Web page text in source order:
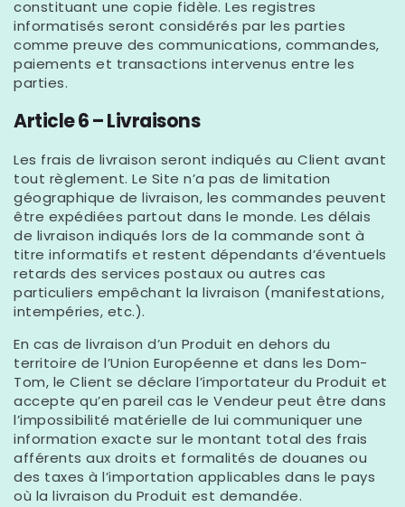
constituant une copie fidèle. Les registres
informatisés seront considérés par les parties
comme preuve des communications, commandes,
paiements et transactions intervenus entre les
parties.
Article 6 – Livraisons
Les frais de livraison seront indiqués au Client avant
tout règlement. Le Site n’a pas de limitation
géographique de livraison, les commandes peuvent
être expédiées partout dans le monde. Les délais
de livraison indiqués lors de la commande sont à
titre informatifs et restent dépendants d’éventuels
retards des services postaux ou autres cas
particuliers empêchant la livraison (manifestations,
intempéries, etc.).
En cas de livraison d’un Produit en dehors du
territoire de l’Union Européenne et dans les Dom-
Tom, le Client se déclare l’importateur du Produit et
accepte qu’en pareil cas le Vendeur peut être dans
l’impossibilité matérielle de lui communiquer une
information exacte sur le montant total des frais
afférents aux droits et formalités de douanes ou
des taxes à l’importation applicables dans le pays
où la livraison du Produit est demandée.